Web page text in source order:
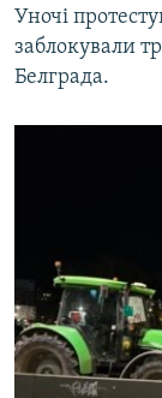
Уночі
заблокували
Белграда.